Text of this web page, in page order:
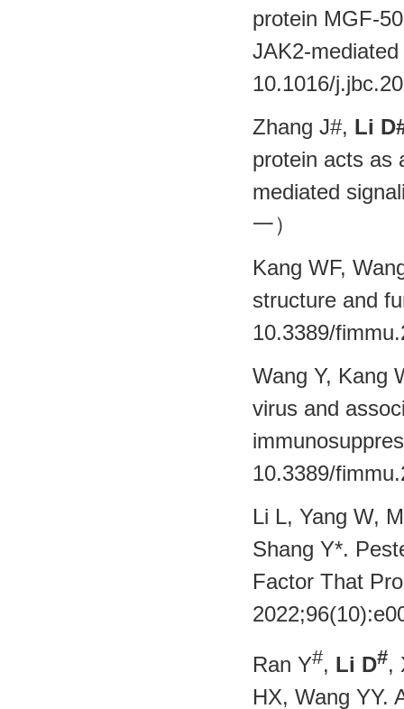
protein MGF-
JAK2-
10.1016/
Zhang J#, Li
protein acts as
mediated
一）
Kang WF,
structure and
10.3389/
Wang Y, Kang
virus and
10.3389/
Li L, Yang W,
Shang Y*.
Factor That
Ran Y#, Li D#,
HX, Wang YY.